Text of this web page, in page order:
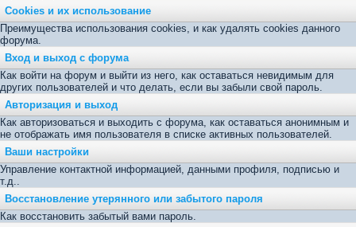
Cookies и их использование
Преимущества использования cookies, и как удалять cookies данного
форума.
Вход и выход с форума
Как войти на форум и выйти из него, как оставаться невидимым для
других пользователей и что делать, если вы забыли свой пароль.
Авторизация и выход
Как авторизоваться и выходить с форума, как оставаться анонимным и
не отображать имя пользователя в списке активных пользователей.
Ваши настройки
Управление контактной информацией, данными профиля, подписью и
т.д..
Восстановление утерянного или забытого пароля
Как восстановить забытый вами пароль.